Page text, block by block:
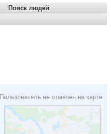
Поиск людей
Пользователь не отмечен на карте